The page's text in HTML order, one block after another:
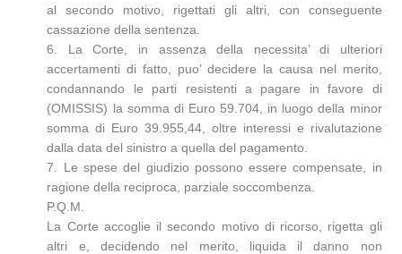
al secondo motivo, rigettati gli altri, con conseguente
cassazione della sentenza.
6. La Corte, in assenza della necessita’ di ulteriori
accertamenti di fatto, puo’ decidere la causa nel merito,
condannando le parti resistenti a pagare in favore di
(OMISSIS) la somma di Euro 59.704, in luogo della minor
somma di Euro 39.955,44, oltre interessi e rivalutazione
dalla data del sinistro a quella del pagamento.
7. Le spese del giudizio possono essere compensate, in
ragione della reciproca, parziale soccombenza.
P.Q.M.
La Corte accoglie il secondo motivo di ricorso, rigetta gli
altri e, decidendo nel merito, liquida il danno non